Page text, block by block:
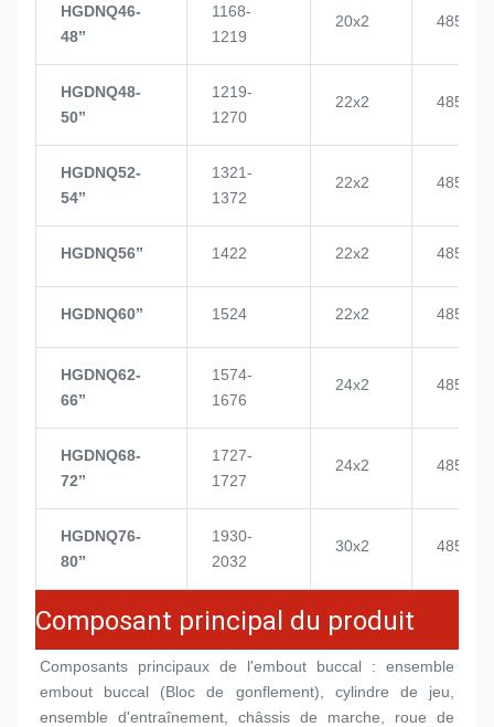
HGDNQ46-
48’’
1168-
1219
20x2 4855
HGDNQ48-
50’’
1219-
1270
22x2 4855
HGDNQ52-
54’’
1321-
1372
22x2 4855
HGDNQ56’’ 1422 22x2 4855
HGDNQ60’’ 1524 22x2 4855
HGDNQ62-
66’’
1574-
1676
24x2 4855
HGDNQ68-
72’’
1727-
1727
24x2 4855
HGDNQ76-
80’’
1930-
2032
30x2 4855
Composant principal du produit
Composants principaux de l'embout buccal : ensemble
embout buccal (Bloc de gonflement), cylindre de jeu,
ensemble d'entraînement, châssis de marche, roue de